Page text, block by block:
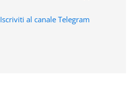
Iscriviti al canale Telegram